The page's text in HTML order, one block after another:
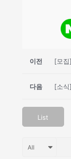
이전 [모집
[소
다음
List